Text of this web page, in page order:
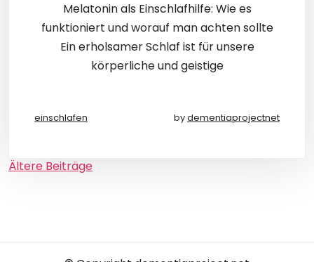
Melatonin als Einschlafhilfe: Wie es
funktioniert und worauf man achten sollte
Ein erholsamer Schlaf ist für unsere
körperliche und geistige
einschlafen bydementiaprojectnet
Beitragsnavigation
Ältere Beiträge